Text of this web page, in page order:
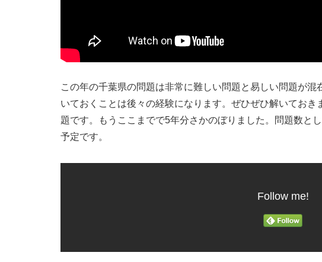
この年の千葉県の問題は非常に難しい問題と易しい問題が
いておくことは後々の経験になります。ぜひぜひ解いてお
題です。もうここまでで5年分さかのぼりました。問題数と
予定です。
Follow me!